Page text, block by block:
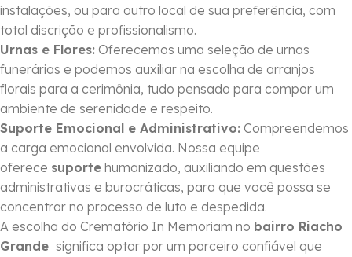
instalações, ou para outro local de sua preferência, com
total discrição e profissionalismo.
Urnas e Flores: Oferecemos uma seleção de urnas
funerárias e podemos auxiliar na escolha de arranjos
florais para a cerimônia, tudo pensado para compor um
ambiente de serenidade e respeito.
Suporte Emocional e Administrativo: Compreendemos
a carga emocional envolvida. Nossa equipe
oferece suporte humanizado, auxiliando em questões
administrativas e burocráticas, para que você possa se
concentrar no processo de luto e despedida.
A escolha do Crematório In Memoriam no bairro Riacho
Grande significa optar por um parceiro confiável que